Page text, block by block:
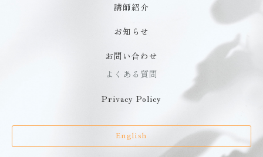
講師紹介
お知らせ
お問い合わせ
よくある質問
Privacy Policy
English